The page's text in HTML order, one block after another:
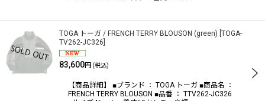
TOGA トーガ / FRENCH TERRY BLOUSON (green) TOGA-
TV262-JC326
83,600円 (税込)
【商品詳細】 ■ブランド ： TOGA トーガ ■商品名 ：
FRENCH TERRY BLOUSON ■品番 ： TTV262-JC326